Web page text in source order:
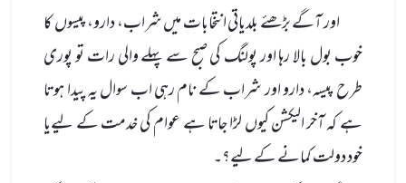
اور آگے بڑھئے بلدیاتی انتخابات میں شراب، دارو، پیسوں کا
خوب بول بالا رہا اور پولنگ کی صبح سے پہلے والی رات تو پوری
طرح پیسہ، دارو اور شراب کے نام رہی اب سوال یہ پیدا ہوتا
ہے کہ آخر الیکشن کیوں لڑا جاتا ہے عوام کی خدمت کے لیےیا
خود دولت کمانے کے لیے؟۔